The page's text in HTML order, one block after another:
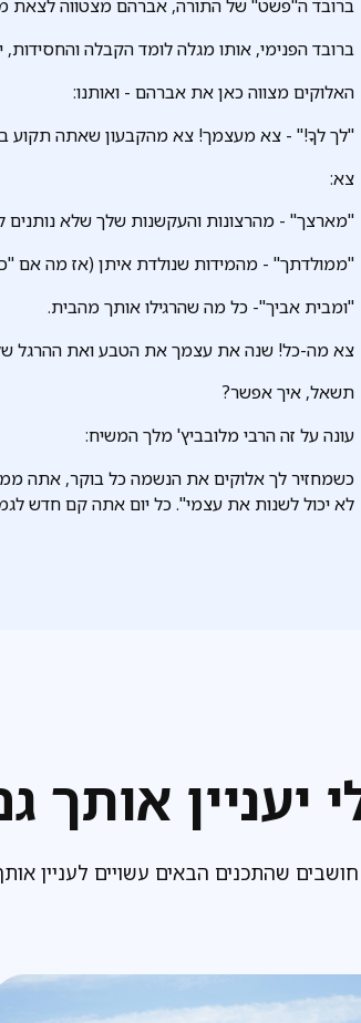
ברובד ה"פשט" של התורה, אברהם מצטווה לצאת
ברובד הפנימי, אותו מגלה לומד הקבלה והחסידות,
האלוקים מצווה כאן את אברהם - ואותנו:
"לך לךָ!" - צא מעצמך! צא מהקבעון שאתה תקוע
צא:
"מארצך" - מהרצונות והעקשנות שלך שלא נותנים
"ממולדתך" - מהמידות שנולדת איתן (אז מה אם
"ומבית אביך"- כל מה שהרגילו אותך מהבית.
צא מה-כל! שנה את עצמך את הטבע ואת ההרגל
תשאל, איך אפשר?
עונה על זה הרבי מלובביץ' מלך המשיח:
כשמחזיר לך אלוקים את הנשמה כל בוקר, אתה
לא יכול לשנות את עצמי". כל יום אתה קם חדש
יעניין אותך
שהתכנים הבאים עשויים לעניין